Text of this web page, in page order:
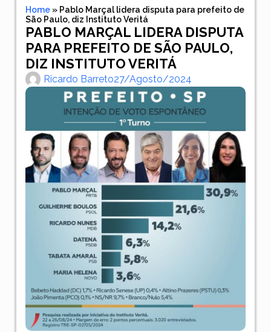
Home» Pablo Marçal lidera disputa para prefeito de
São Paulo, diz Instituto Veritá
PABLO MARÇAL LIDERA DISPUTA
PARA PREFEITO DE SÃO PAULO,
DIZ INSTITUTO VERITÁ
Ricardo Barreto27/agosto/2024